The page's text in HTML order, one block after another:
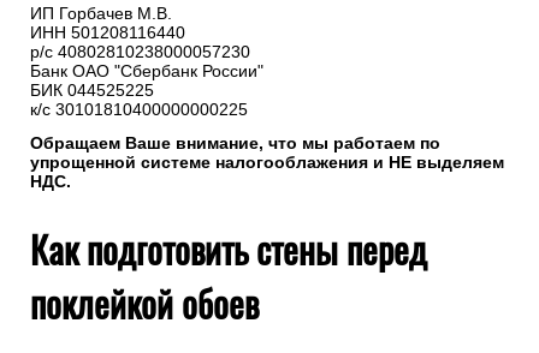
ИП Горбачев М.В.
ИНН 501208116440
р/с 40802810238000057230
Банк ОАО "Сбербанк России"
БИК 044525225
к/с 30101810400000000225
Обращаем Ваше внимание, что мы работаем по
упрощенной системе налогооблажения и НЕ выделяем
НДС.
Как подготовить стены перед
поклейкой обоев